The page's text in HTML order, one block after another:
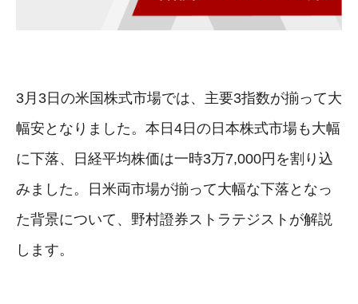
3月3日の米国株式市場では、主要3指数が揃って大
幅安となりました。本日4日の日本株式市場も大幅
に下落、日経平均株価は一時3万7,000円を割り込
みました。日米両市場が揃って大幅な下落となっ
た背景について、野村證券ストラテジストが解説
します。